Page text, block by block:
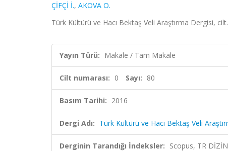
ÇİFÇİ İ., AKOVA O.
Türk Kültürü ve Hacı Bektaş Veli Araştırma Dergisi,
Yayın Türü: Makale / Tam Makale
Cilt numarası: 0 Sayı: 80
Basım Tarihi: 2016
Dergi Adı: Türk Kültürü ve Hacı Bektaş Veli
Derginin Tarandığı İndeksler: Scopus, TR